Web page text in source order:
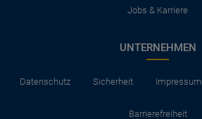
Jobs & Karriere
UNTERNEHMEN
Datenschutz Sicherheit Impressum
Barrierefreiheit